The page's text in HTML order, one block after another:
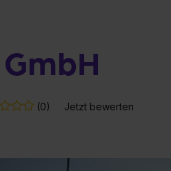
(0) Jetzt bewerten